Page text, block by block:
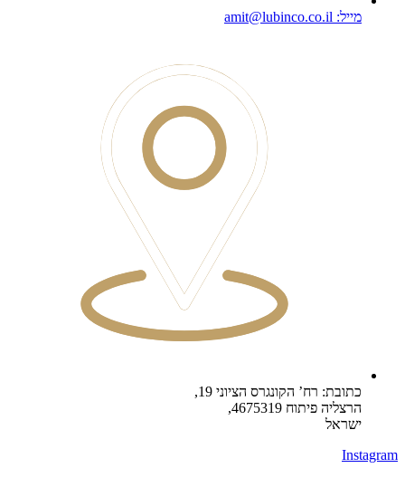
מייל: amit@lubinco.co.il
כתובת: רח’ הקונגרס הציוני 19,
הרצליה פיתוח 4675319,
ישראל
Instagram